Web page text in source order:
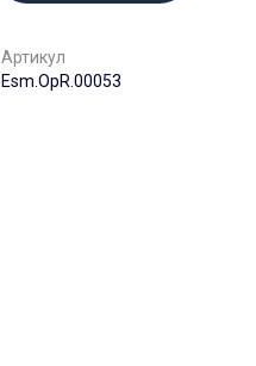
Артикул
Esm.OpR.00053